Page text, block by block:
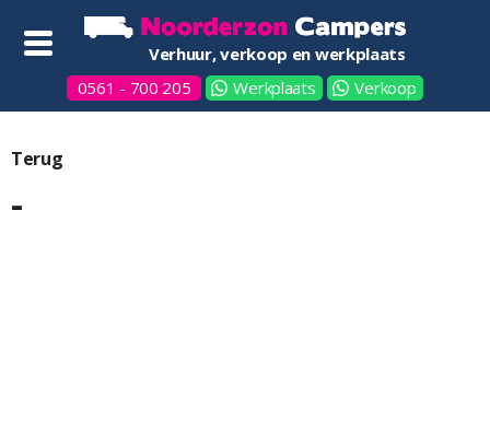
Verhuur, verkoop en werkplaats
0561 - 700 205
Werkplaats Verkoop
Terug
-